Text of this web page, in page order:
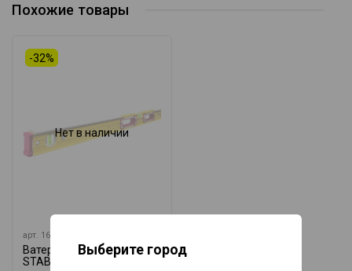
Выберите город
Похожие товары
Нет в наличии
-32%
арт. 16406
Ватерпас 196-2 K 122 см
STABILA 16406